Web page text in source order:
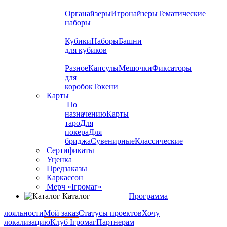
ОрганайзерыИгронайзерыТематические
наборы
КубикиНаборыБашни
для кубиков
РазноеКапсулыМешочкиФиксаторы
для
коробокТокени
Карты
По
назначениюКарты
тароДля
покераДля
бриджаСувенирныеКлассические
Сертификаты
Уценка
Предзаказы
Каркассон
Мерч «Ігромаг»
Каталог
Программа
лояльностиМой заказСтатусы проектовХочу
локализациюКлуб ІгромагПартнерам